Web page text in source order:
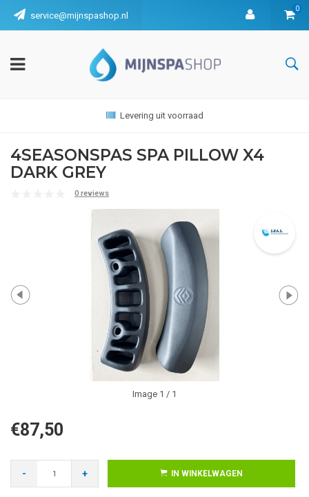
service@mijnspashop.nl
0
Levering uit voorraad
4SEASONSPAS SPA PILLOW X4
DARK GREY
0 reviews
Image 1 / 1
€87,50
- + IN WINKELWAGEN